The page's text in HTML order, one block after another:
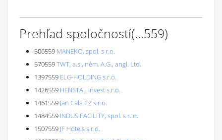
Prehľad spoločností(...559)
506559 MANEKO, spol. s r.o.
570559TWT, a.s., něm. A.G., angl. Ltd.
1397559 ELG-HOLDING s.r.o.
1426559 HENSTAL Invest s.r.o.
1461559 Jan Cala CZ s.r.o.
1484559 INDUS FACILITY, spol. s r. o.
1507559 JF Hotels s.r.o.